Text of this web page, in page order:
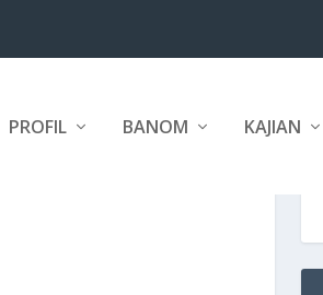
PROFIL BANOM KAJIAN